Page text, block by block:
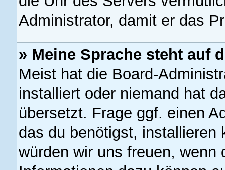
Administrator, damit er das
» Meine Sprache steht auf
Meist hat die Board-
installiert oder niemand hat
übersetzt. Frage ggf. einen
das du benötigst,
würden wir uns freuen, wenn